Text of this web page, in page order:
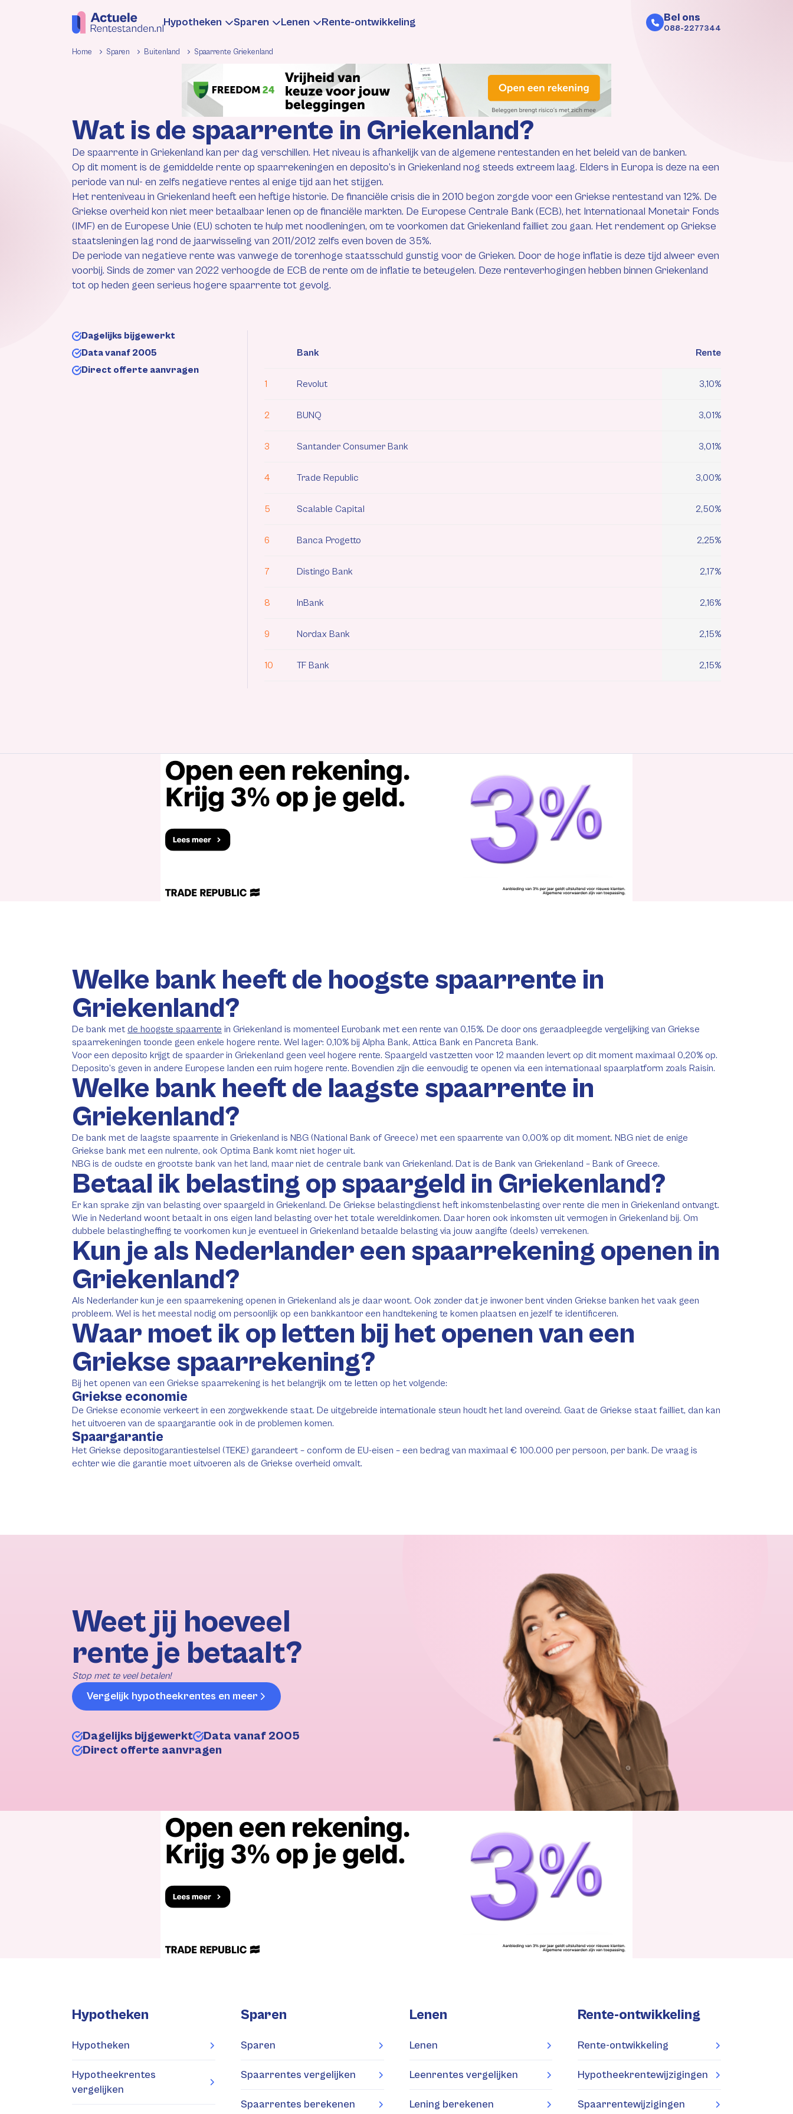
Hypotheken
Hypotheekrente
Informatie
Hypotheek berekenen
Rentewijzigingen
Sparen
Spaarrente
Informatie
Berekenen
Rentewijzigingen
Lenen
Leningrente
Informatie
Berekenen
Rentewijzigingen
Rente-ontwikkeling Bel ons
088-2277344
Home Sparen Buitenland Spaarrente Griekenland
Wat is de spaarrente in Griekenland?
De spaarrente in Griekenland kan per dag verschillen. Het niveau is afhankelijk van de algemene rentestanden en het beleid van de banken.
Op dit moment is de gemiddelde rente op spaarrekeningen en deposito’s in Griekenland nog steeds extreem laag. Elders in Europa is deze na een
periode van nul- en zelfs negatieve rentes al enige tijd aan het stijgen.
Het renteniveau in Griekenland heeft een heftige historie. De financiële crisis die in 2010 begon zorgde voor een Griekse rentestand van 12%. De
Griekse overheid kon niet meer betaalbaar lenen op de financiële markten. De Europese Centrale Bank (ECB), het Internationaal Monetair Fonds
(IMF) en de Europese Unie (EU) schoten te hulp met noodleningen, om te voorkomen dat Griekenland failliet zou gaan. Het rendement op Griekse
staatsleningen lag rond de jaarwisseling van 2011/2012 zelfs even boven de 35%.
De periode van negatieve rente was vanwege de torenhoge staatsschuld gunstig voor de Grieken. Door de hoge inflatie is deze tijd alweer even
voorbij. Sinds de zomer van 2022 verhoogde de ECB de rente om de inflatie te beteugelen. Deze renteverhogingen hebben binnen Griekenland
tot op heden geen serieus hogere spaarrente tot gevolg.
Dagelijks bijgewerkt
Data vanaf 2005
Direct offerte aanvragen
Bank Rente
1 Revolut 3,10%
2 BUNQ 3,01%
3 Santander Consumer Bank 3,01%
4 Trade Republic 3,00%
5 Scalable Capital 2,50%
6 Banca Progetto 2,25%
7 Distingo Bank 2,17%
8 InBank 2,16%
9 Nordax Bank 2,15%
10 TF Bank 2,15%
Welke bank heeft de hoogste spaarrente in
Griekenland?
De bank met de hoogste spaarrente in Griekenland is momenteel Eurobank met een rente van 0,15%. De door ons geraadpleegde vergelijking van Griekse
spaarrekeningen toonde geen enkele hogere rente. Wel lager: 0,10% bij Alpha Bank, Attica Bank en Pancreta Bank.
Voor een deposito krijgt de spaarder in Griekenland geen veel hogere rente. Spaargeld vastzetten voor 12 maanden levert op dit moment maximaal 0,20% op.
Deposito’s geven in andere Europese landen een ruim hogere rente. Bovendien zijn die eenvoudig te openen via een internationaal spaarplatform zoals Raisin.
Welke bank heeft de laagste spaarrente in
Griekenland?
De bank met de laagste spaarrente in Griekenland is NBG (National Bank of Greece) met een spaarrente van 0,00% op dit moment. NBG niet de enige
Griekse bank met een nulrente, ook Optima Bank komt niet hoger uit.
NBG is de oudste en grootste bank van het land, maar niet de centrale bank van Griekenland. Dat is de Bank van Griekenland – Bank of Greece.
Betaal ik belasting op spaargeld in Griekenland?
Er kan sprake zijn van belasting over spaargeld in Griekenland. De Griekse belastingdienst heft inkomstenbelasting over rente die men in Griekenland ontvangt.
Wie in Nederland woont betaalt in ons eigen land belasting over het totale wereldinkomen. Daar horen ook inkomsten uit vermogen in Griekenland bij. Om
dubbele belastingheffing te voorkomen kun je eventueel in Griekenland betaalde belasting via jouw aangifte (deels) verrekenen.
Kun je als Nederlander een spaarrekening openen in
Griekenland?
Als Nederlander kun je een spaarrekening openen in Griekenland als je daar woont. Ook zonder dat je inwoner bent vinden Griekse banken het vaak geen
probleem. Wel is het meestal nodig om persoonlijk op een bankkantoor een handtekening te komen plaatsen en jezelf te identificeren.
Waar moet ik op letten bij het openen van een
Griekse spaarrekening?
Bij het openen van een Griekse spaarrekening is het belangrijk om te letten op het volgende:
Griekse economie
De Griekse economie verkeert in een zorgwekkende staat. De uitgebreide internationale steun houdt het land overeind. Gaat de Griekse staat failliet, dan kan
het uitvoeren van de spaargarantie ook in de problemen komen.
Spaargarantie
Het Griekse depositogarantiestelsel (TEKE) garandeert – conform de EU-eisen – een bedrag van maximaal € 100.000 per persoon, per bank. De vraag is
echter wie die garantie moet uitvoeren als de Griekse overheid omvalt.
Weet jij hoeveel
rente je betaalt?
Stop met te veel betalen!
Vergelijk hypotheekrentes en meer
Dagelijks bijgewerkt
Data vanaf 2005
Direct offerte aanvragen
Hypotheken
Hypotheken
Hypotheekrentes
vergelijken
Sparen
Sparen
Spaarrentes vergelijken
Spaarrentes berekenen
Lenen
Lenen
Leenrentes vergelijken
Lening berekenen
Rente-ontwikkeling
Rente-ontwikkeling
Hypotheekrentewijzigingen
Spaarrentewijzigingen